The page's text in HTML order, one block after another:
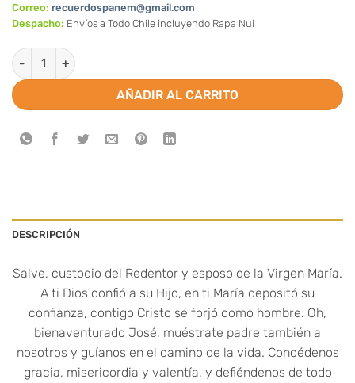
Correo: recuerdospanem@gmail.com
Despacho: Envíos a Todo Chile incluyendo Rapa Nui
Estatuilla/estatua de San José 15cm cantidad
AÑADIR AL CARRITO
DESCRIPCIÓN
Salve, custodio del Redentor y esposo de la Virgen María.
A ti Dios confió a su Hijo, en ti María depositó su
confianza, contigo Cristo se forjó como hombre. Oh,
bienaventurado José, muéstrate padre también a
nosotros y guíanos en el camino de la vida. Concédenos
gracia, misericordia y valentía, y defiéndenos de todo